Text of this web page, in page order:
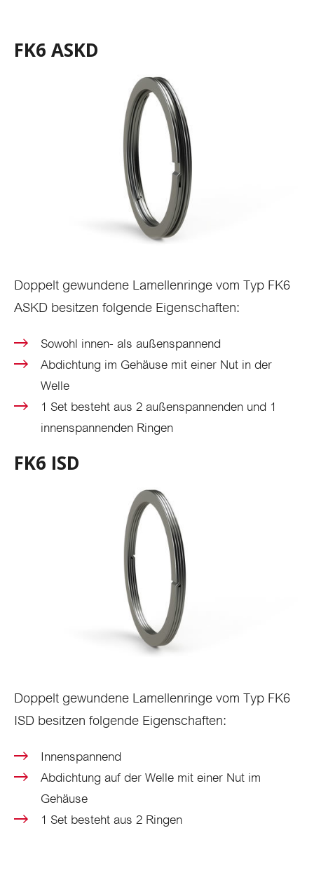
FK6 ASKD
Doppelt gewundene Lamellenringe vom Typ FK6
ASKD besitzen folgende Eigenschaften:
Sowohl innen- als außenspannend
Abdichtung im Gehäuse mit einer Nut in der
Welle
1 Set besteht aus 2 außenspannenden und 1
innenspannenden Ringen
FK6 ISD
Doppelt gewundene Lamellenringe vom Typ FK6
ISD besitzen folgende Eigenschaften:
Innenspannend
Abdichtung auf der Welle mit einer Nut im
Gehäuse
1 Set besteht aus 2 Ringen